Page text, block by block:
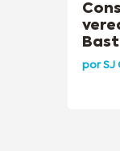
porSJ